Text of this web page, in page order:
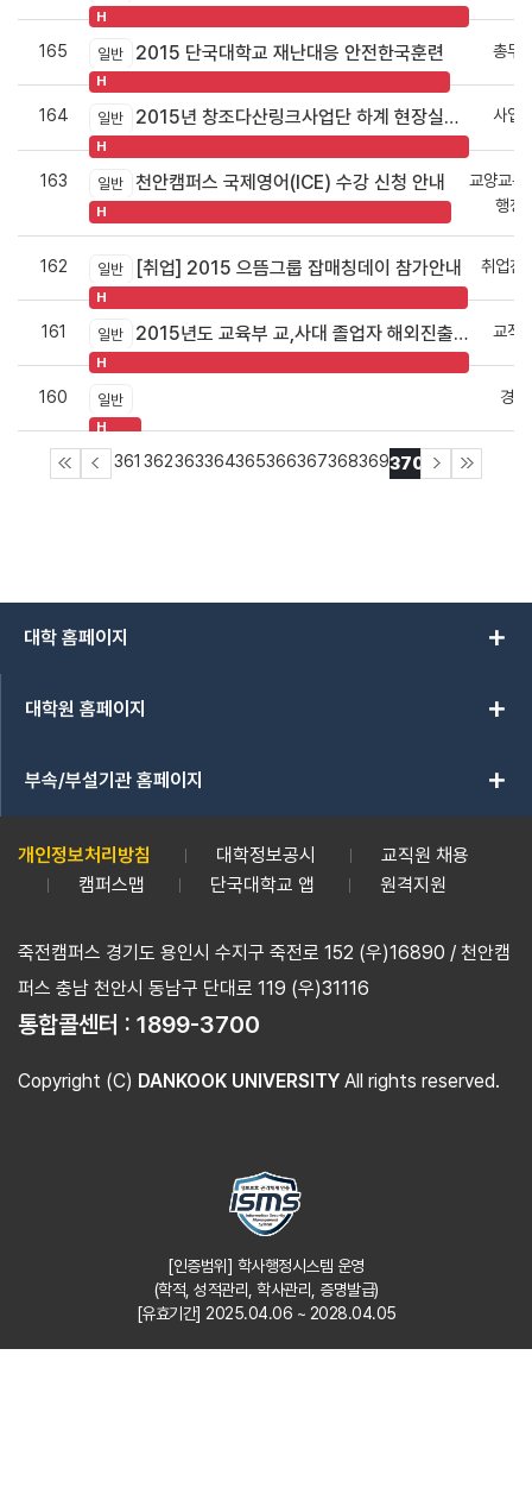
H
165 일반 2015 단국대학교 재난대응 안전한국훈련
H
총무
164 일반 2015년 창조다산링크사업단 하계 현장실습 프로그램 학생참여자 모집 공고
H
사업
163 일반 천안캠퍼스 국제영어(ICE) 수강 신청 안내
H
교양교육
행정
162 일반 [취업] 2015 으뜸그룹 잡매칭데이 참가안내
H
취업진
161 일반 2015년도 교육부 교,사대 졸업자 해외진출 지원사업
H
교직
160 일반
H
경
361 362363364365366367368369370
대학 홈페이지 add
대학원 홈페이지 add
부속/부설기관 홈페이지 add
개인정보처리방침 대학정보공시
교직원 채용
캠퍼스맵
단국대학교 앱 원격지원
죽전캠퍼스 경기도 용인시 수지구 죽전로 152 (우)16890 / 천안캠
퍼스 충남 천안시 동남구 단대로 119 (우)31116
통합콜센터 : 1899-3700
Copyright (C) DANKOOK UNIVERSITY All rights reserved.
[인증범위] 학사행정시스템 운영
(학적, 성적관리, 학사관리, 증명발급)
[유효기간] 2025.04.06 ~ 2028.04.05